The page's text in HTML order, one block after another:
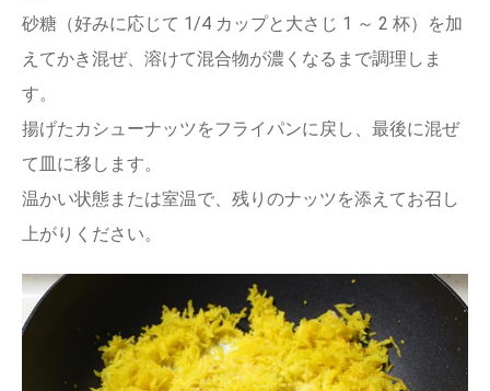
砂糖（好みに応じて 1/4 カップと大さじ 1 ～ 2 杯）を加
えてかき混ぜ、溶けて混合物が濃くなるまで調理しま
す。
揚げたカシューナッツをフライパンに戻し、最後に混ぜ
て皿に移します。
温かい状態または室温で、残りのナッツを添えてお召し
上がりください。